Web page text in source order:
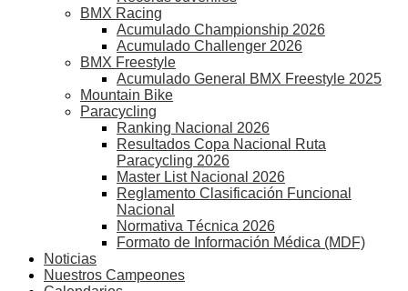
BMX Racing
Acumulado Championship 2026
Acumulado Challenger 2026
BMX Freestyle
Acumulado General BMX Freestyle 2025
Mountain Bike
Paracycling
Ranking Nacional 2026
Resultados Copa Nacional Ruta
Paracycling 2026
Master List Nacional 2026
Reglamento Clasificación Funcional
Nacional
Normativa Técnica 2026
Formato de Información Médica (MDF)
Noticias
Nuestros Campeones